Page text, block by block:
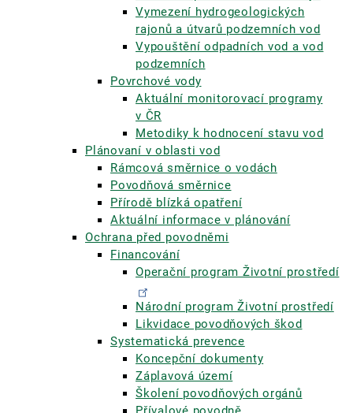
Vymezení hydrogeologických
rajonů a útvarů podzemních vod
Vypouštění odpadních vod a vod
podzemních
Povrchové vody
Aktuální monitorovací programy
v ČR
Metodiky k hodnocení stavu vod
Plánovaní v oblasti vod
Rámcová směrnice o vodách
Povodňová směrnice
Přírodě blízká opatření
Aktuální informace v plánování
Ochrana před povodněmi
Financování
Operační program Životní prostředí
Národní program Životní prostředí
Likvidace povodňových škod
Systematická prevence
Koncepční dokumenty
Záplavová území
Školení povodňových orgánů